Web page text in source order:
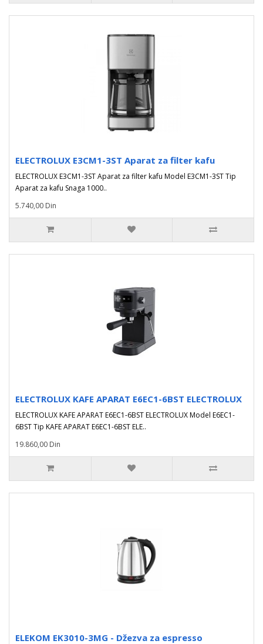
ELECTROLUX E3CM1-3ST Aparat za filter kafu
ELECTROLUX E3CM1-3ST Aparat za filter kafu Model E3CM1-3ST Tip
Aparat za kafu Snaga 1000..
5.740,00 Din
ELECTROLUX KAFE APARAT E6EC1-6BST ELECTROLUX
ELECTROLUX KAFE APARAT E6EC1-6BST ELECTROLUX Model E6EC1-
6BST Tip KAFE APARAT E6EC1-6BST ELE..
19.860,00 Din
ELEKOM EK3010-3MG - Džezva za espresso